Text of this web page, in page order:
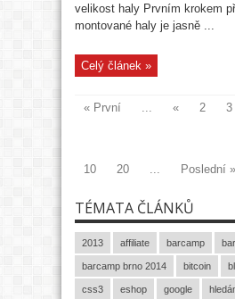
velikost haly Prvním krokem
montované haly je jasně ...
Celý článek »
« První « 2
3
10
20 Poslední »
TÉMATA ČLÁNKŮ
2013 affiliate barcamp
barcamp brno 2014 bitcoin
css3 eshop google